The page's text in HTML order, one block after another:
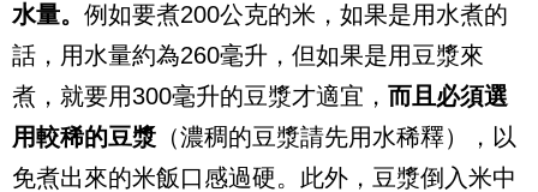
水量。 例如要煮200公克的米，如果是用水煮的
話，用水量約為260毫升，但如果是用豆漿來
煮，就要用300毫升的豆漿才適宜， 而且必須選
用較稀的豆漿 （濃稠的豆漿請先用水稀釋），以
免煮出來的米飯口感過硬。此外，豆漿倒入米中